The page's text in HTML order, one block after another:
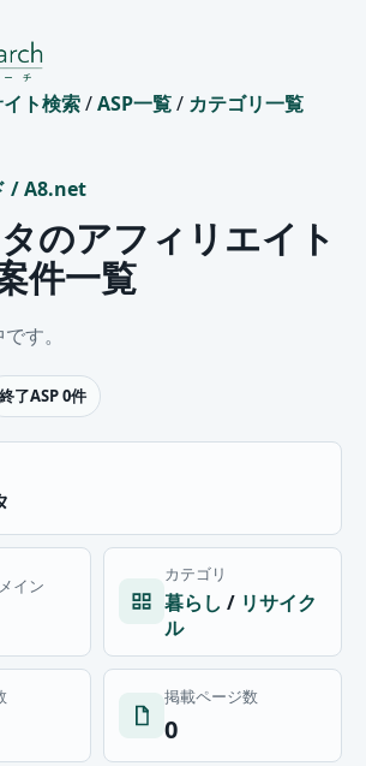
ト検索/ASP一覧/ カテゴリ一覧
/A8.net
のアフィリエイト
件一覧
す。
終了ASP 0件
イン
カテゴリ
暮らし / リサイク
ル
掲載ページ数
0